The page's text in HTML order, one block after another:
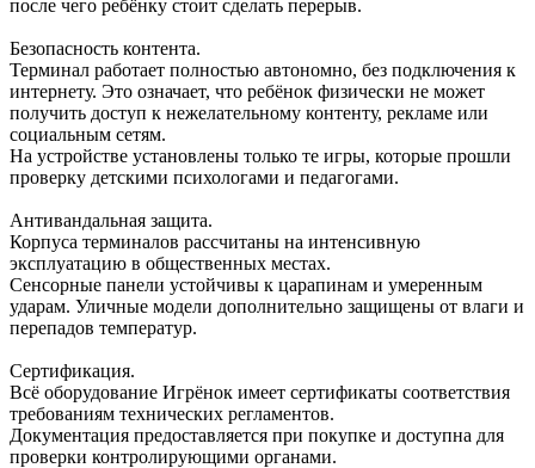
после чего ребёнку стоит сделать перерыв.
Безопасность контента.
Терминал работает полностью автономно, без подключения к
интернету. Это означает, что ребёнок физически не может
получить доступ к нежелательному контенту, рекламе или
социальным сетям.
На устройстве установлены только те игры, которые прошли
проверку детскими психологами и педагогами.
Антивандальная защита.
Корпуса терминалов рассчитаны на интенсивную
эксплуатацию в общественных местах.
Сенсорные панели устойчивы к царапинам и умеренным
ударам. Уличные модели дополнительно защищены от влаги и
перепадов температур.
Сертификация.
Всё оборудование Игрёнок имеет сертификаты соответствия
требованиям технических регламентов.
Документация предоставляется при покупке и доступна для
проверки контролирующими органами.